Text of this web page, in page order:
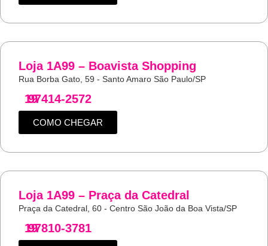
Loja 1A99 – Boavista Shopping
Rua Borba Gato, 59 - Santo Amaro São Paulo/SP
19
97414-2572
COMO CHEGAR
Loja 1A99 – Praça da Catedral
Praça da Catedral, 60 - Centro São João da Boa Vista/SP
19
97810-3781